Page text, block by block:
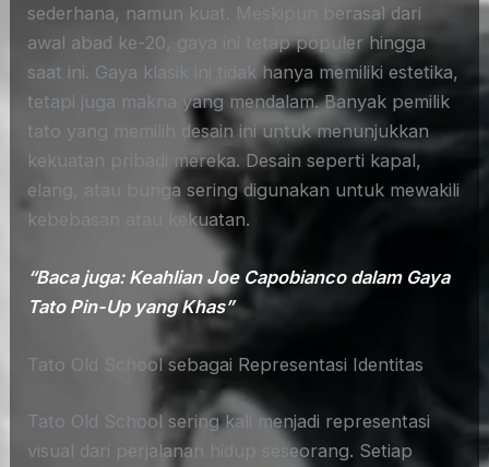
sederhana, namun kuat. Meskipun berasal dari
awal abad ke-20, gaya ini tetap populer hingga
saat ini. Gaya klasik ini tidak hanya memiliki estetika,
tetapi juga makna yang mendalam. Banyak pemilik
tato yang memilih desain ini untuk menunjukkan
kekuatan pribadi mereka. Desain seperti kapal,
elang, atau bunga sering digunakan untuk mewakili
kebebasan atau kekuatan.
“Baca juga: Keahlian Joe Capobianco dalam Gaya
Tato Pin-Up yang Khas”
Tato Old School sebagai Representasi Identitas
Tato Old School sering kali menjadi representasi
visual dari perjalanan hidup seseorang. Setiap